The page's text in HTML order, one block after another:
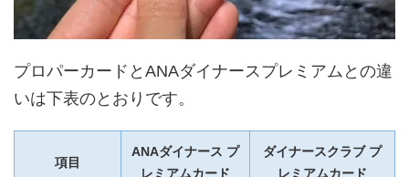
プロパーカードとANAダイナースプレミアムとの違
いは下表のとおりです。
項目
ANAダイナース プ
レミアムカード
ダイナースクラブ プ
レミアムカード